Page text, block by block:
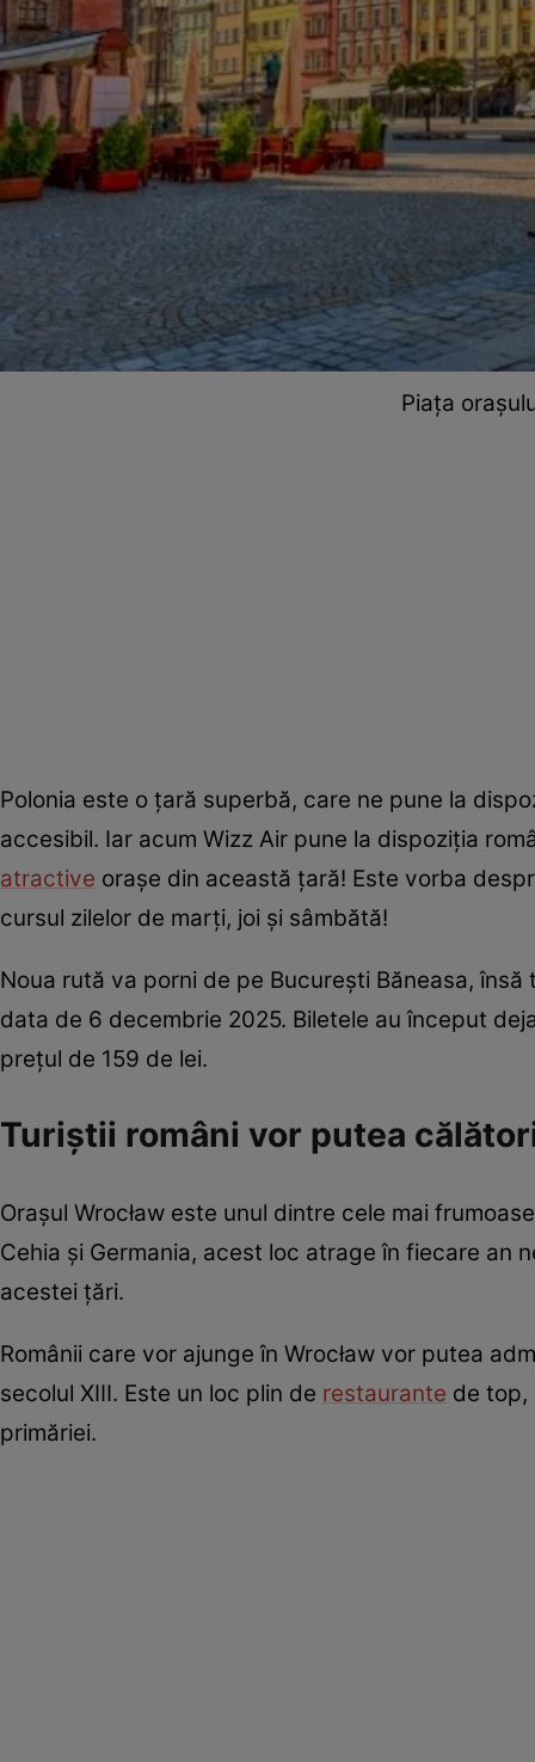
Piața
Polonia este o țară superbă, care ne pune la
accesibil. Iar acum Wizz Air pune la dispoziția
atractive orașe din această țară! Este vorba
cursul zilelor de marți, joi și sâmbătă!
Noua rută va porni de pe București Băneasa,
data de 6 decembrie 2025. Biletele au început
prețul de 159 de lei.
Turiștii români vor putea
Orașul Wrocław este unul dintre cele mai
Cehia și Germania, acest loc atrage în fiecare an
acestei țări.
Românii care vor ajunge în Wrocław vor putea
secolul XIII. Este un loc plin de restaurante de top,
primăriei.